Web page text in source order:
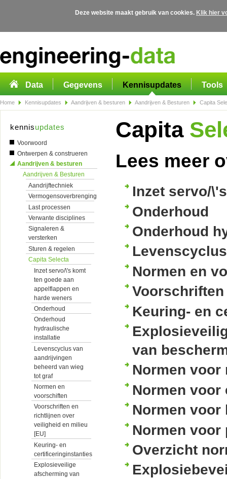
Deze website maakt gebruik van cookies. Klik hier
Data Gegevens Kennisupdates Tools
Home Kennisupdates Aandrijven & besturen Aandrijven & Besturen Capita
kennisupdates
Voorwoord
Ontwerpen & construeren
Aandrijven & besturen
Aandrijven & Besturen
Aandrijftechniek
Vermogensoverbrenging
Last processen
Verwante disciplines
Signaleren &
versterken
Sturen & regelen
Capita Selecta
Inzet servo/\'s komt
ten goede aan
appelflappen en
harde weners
Onderhoud
Onderhoud
hydraulische
installatie
Levenscyclus van
aandrijvingen
beheerd van wieg
tot graf
Normen en
voorschiften
Voorschriften en
richtlijnen over
veiligheid en milieu
[EU]
Keuring- en
certificeringinstanties
Explosieveilige
afscherming van
Capita
Lees meer
Inzet servo/
Onderhoud
Onderhoud
Normen en
Keuring- en
van
Normen voor
Normen
Normen
Normen voor
Overzicht